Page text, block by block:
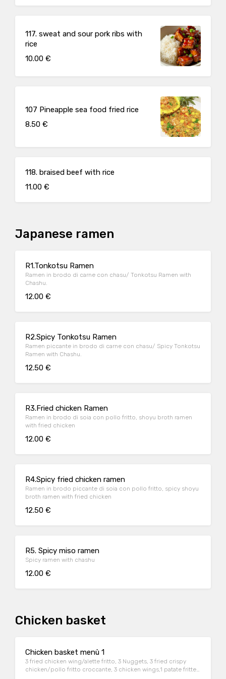
117. sweat and sour pork ribs with
rice
10.00 €
107 Pineapple sea food fried rice
8.50 €
118. braised beef with rice
11.00 €
Japanese ramen
R1.Tonkotsu Ramen
Ramen in brodo di carne con chasu/ Tonkotsu Ramen with
Chashu.
12.00 €
R2.Spicy Tonkotsu Ramen
Ramen piccante in brodo di carne con chasu/ Spicy Tonkotsu
Ramen with Chashu.
12.50 €
R3.Fried chicken Ramen
Ramen in brodo di soia con pollo fritto, shoyu broth ramen
with fried chicken
12.00 €
R4.Spicy fried chicken ramen
Ramen in brodo piccante di soia con pollo fritto, spicy shoyu
broth ramen with fried chicken
12.50 €
R5. Spicy miso ramen
Spicy ramen with chashu
12.00 €
Chicken basket
Chicken basket menù 1
3 fried chicken wing/alette fritto, 3 Nuggets, 3 fried crispy
chicken/pollo fritto croccante, 3 chicken wings,1 patate fritte,